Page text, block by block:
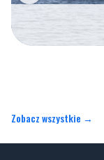
Zobacz wszystkie →